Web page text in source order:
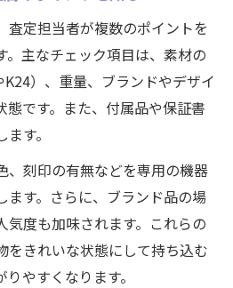
査定担当者が複数のポイントを
。主なチェック項目は、素材の
）、重量、ブランドやデザイ
態です。また、付属品や保証書
す。
、刻印の有無などを専用の機器
ます。さらに、ブランド品の場
気度も加味されます。これらの
をきれいな状態にして持ち込む
やすくなります。